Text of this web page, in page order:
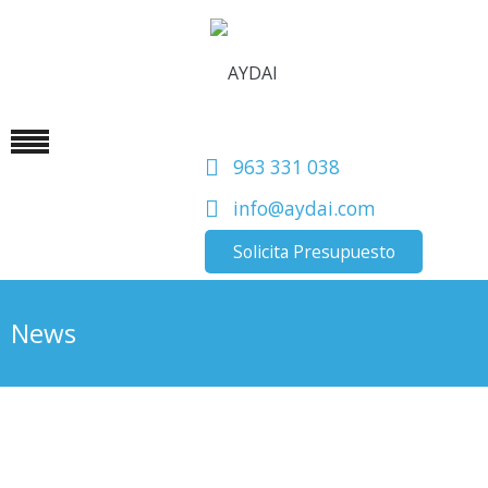
963 331 038
info@aydai.com
Solicita Presupuesto
News